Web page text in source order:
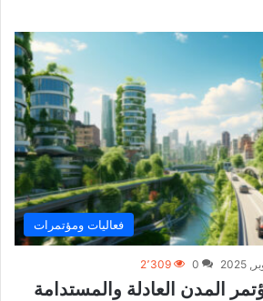
فعاليات ومؤتمرات
0 2٬309
المدن العادلة والمستدامة